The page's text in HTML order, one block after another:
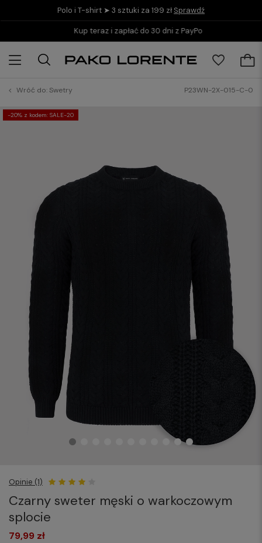
Polo i T-shirt ➤ 3 sztuki za 199 zł Sprawdź
Kup teraz i zapłać do 30 dni z PayPo
Wróć do:Swetry P23WN-2X-015-C-0
-20% z kodem: SALE-20
Opinie (1)
Czarny sweter męski o warkoczowym
splocie
79,99 zł